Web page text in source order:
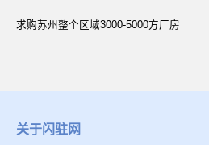
求购苏州整个区域3000-5000方厂房
关于闪驻网